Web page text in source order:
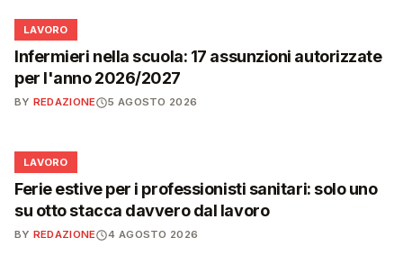
💼
LAVORO
Infermieri nella scuola: 17 assunzioni autorizzate
per l'anno 2026/2027
BY REDAZIONE 5 AGOSTO 2026
💼
LAVORO
Ferie estive per i professionisti sanitari: solo uno
su otto stacca davvero dal lavoro
BY REDAZIONE 4 AGOSTO 2026